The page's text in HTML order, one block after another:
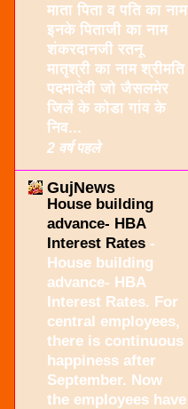
माता पिता व पति का नाम
इनके पिताजी का नाम
शंकरदानजी रतनू
मातृश्री का नाम श्रीमति
पदमादेवी जो जैसलमेर
जिलें के कोडा गांव के
निव...
2 वर्ष पहले
GujNews
House building
advance- HBA
Interest Rates -
House building
advance- HBA
Interest Rates. For
central employees,
there is continuous
happiness after
September. Now
the employees have